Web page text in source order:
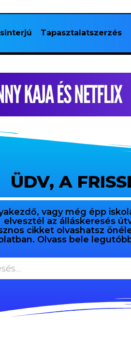
Tapasztalatszerzés
ÜDV, A
vagy még épp
elvesztél az álláskeresés
cikket olvashatsz
Olvass bele